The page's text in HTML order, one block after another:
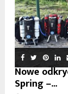
Nowe
Spring –...